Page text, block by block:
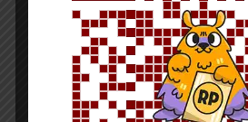
Dua Mahasiswa
USU Raih Juara pada
Literasi Sumatera
Dark Mode | Moda Gelap